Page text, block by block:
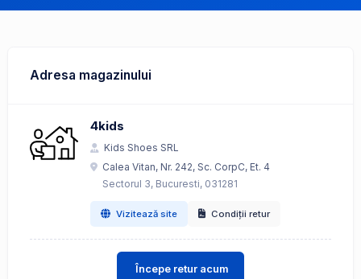
Adresa magazinului
4kids
Kids Shoes SRL
Calea Vitan, Nr. 242, Sc. CorpC, Et. 4
Sectorul 3, Bucuresti, 031281
Vizitează site Condiții retur
Începe retur acum